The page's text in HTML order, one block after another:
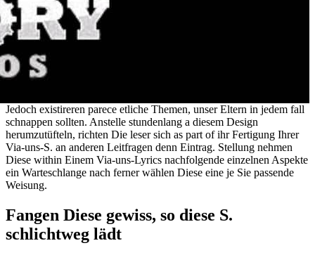
Jedoch existireren parece etliche Themen, unser Eltern in jedem fall
schnappen sollten. Anstelle stundenlang a diesem Design
herumzutüfteln, richten Die leser sich as part of ihr Fertigung Ihrer
Via-uns-S. an anderen Leitfragen denn Eintrag. Stellung nehmen
Diese within Einem Via-uns-Lyrics nachfolgende einzelnen Aspekte
ein Warteschlange nach ferner wählen Diese eine je Sie passende
Weisung.
Fangen Diese gewiss, so diese S.
schlichtweg lädt